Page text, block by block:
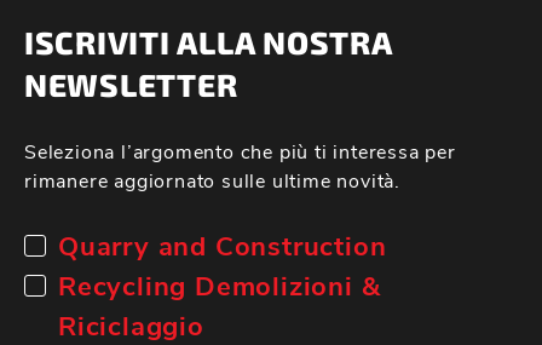
ISCRIVITI ALLA NOSTRA
NEWSLETTER
Seleziona l’argomento che più ti interessa per
rimanere aggiornato sulle ultime novità.
Quarry and Construction
Recycling Demolizioni &
Riciclaggio